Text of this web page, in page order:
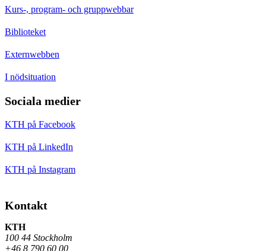
Kurs-, program- och gruppwebbar
Biblioteket
Externwebben
I nödsituation
Sociala medier
KTH på Facebook
KTH på LinkedIn
KTH på Instagram
Kontakt
KTH
100 44 Stockholm
+46 8 790 60 00